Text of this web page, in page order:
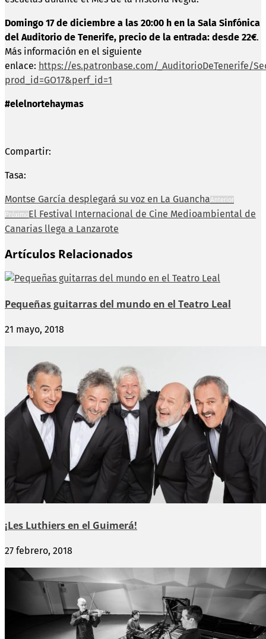
Domingo 17 de diciembre a las 20:00 h en la Sala Sinfónica
del Auditorio de Tenerife, precio de la entrada: desde 22€.
Más información en el siguiente
enlace: https://es.patronbase.com/_AuditorioDeTenerife/
prod_id=GO17&perf_id=1
#elelnortehaymas
Compartir:
Tasa:
Montse García desplegará su voz en La GuanchaAnterior
PróximoEl Festival Internacional de Cine Medioambiental de
Canarias llega a Lanzarote
Artículos Relacionados
Pequeñas guitarras del mundo en el Teatro Leal
21 mayo, 2018
¡Les Luthiers en el Guimerá!
27 febrero, 2018